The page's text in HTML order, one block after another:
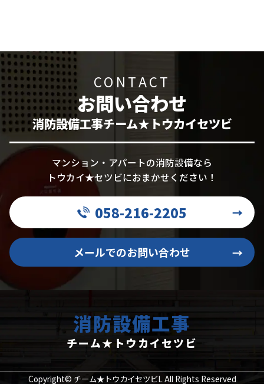
CONTACT
お問い合わせ
消防設備工事チーム★トウカイセツビ
マンション・アパートの消防設備なら
トウカイ★セツビにおまかせください！
058-216-2205 →
メールでのお問い合わせ →
消防設備工事
チーム★トウカイセツビ
Copyright© チーム★トウカイセツビL All Rights Reserved